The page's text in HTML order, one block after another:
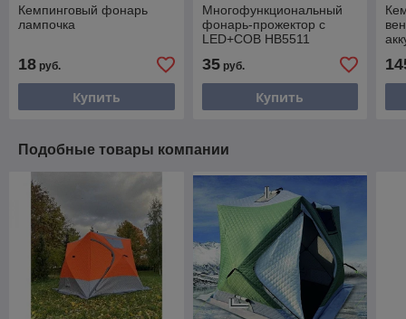
Кемпинговый фонарь
лампочка
18 руб.
Купить
Многофункциональный
фонарь-прожектор с
LED+COB HB5511
35руб.
Купить
Подобные товары компании